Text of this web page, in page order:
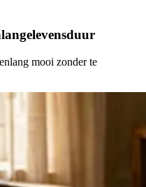
levensduur
mooi zonder te